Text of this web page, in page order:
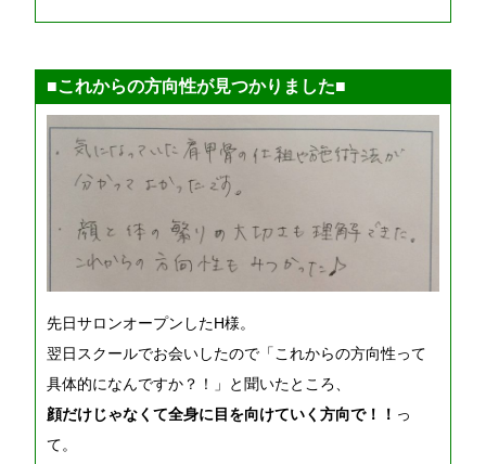
■これからの方向性が見つかりました■
先日サロンオープンしたH様。
翌日スクールでお会いしたので「これからの方向性って
具体的になんですか？！」と聞いたところ、
顔だけじゃなくて全身に目を向けていく方向で！！ っ
て。